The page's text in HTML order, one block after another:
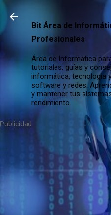
Bit Área de
Profesionales
Área de Informática
tutoriales, guías y
informática, tecnología
software y redes.
y mantener tus
rendimiento.
Publicidad